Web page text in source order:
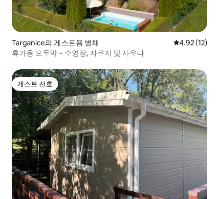
Targanice의 게스트용 별채 평점 4.92점
4.92 (12)
휴가용 오두막 ~ 수영장, 자쿠지 및 사우나
게스트 선호
게스트 선호